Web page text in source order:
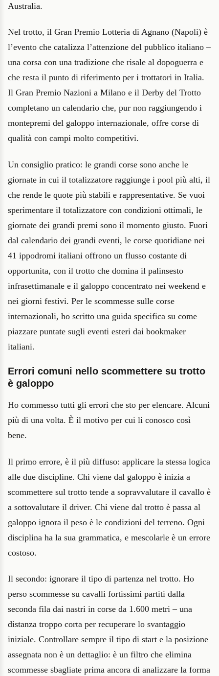
Australia.
Nel trotto, il Gran Premio Lotteria di Agnano (Napoli) è
l’evento che catalizza l’attenzione del pubblico italiano –
una corsa con una tradizione che risale al dopoguerra e
che resta il punto di riferimento per i trottatori in Italia.
Il Gran Premio Nazioni a Milano e il Derby del Trotto
completano un calendario che, pur non raggiungendo i
montepremi del galoppo internazionale, offre corse di
qualità con campi molto competitivi.
Un consiglio pratico: le grandi corse sono anche le
giornate in cui il totalizzatore raggiunge i pool più alti, il
che rende le quote più stabili e rappresentative. Se vuoi
sperimentare il totalizzatore con condizioni ottimali, le
giornate dei grandi premi sono il momento giusto. Fuori
dal calendario dei grandi eventi, le corse quotidiane nei
41 ippodromi italiani offrono un flusso costante di
opportunita, con il trotto che domina il palinsesto
infrasettimanale e il galoppo concentrato nei weekend e
nei giorni festivi. Per le scommesse sulle corse
internazionali, ho scritto una guida specifica su come
piazzare puntate sugli eventi esteri dai bookmaker
italiani.
Errori comuni nello scommettere su trotto
è galoppo
Ho commesso tutti gli errori che sto per elencare. Alcuni
più di una volta. È il motivo per cui li conosco così
bene.
Il primo errore, è il più diffuso: applicare la stessa logica
alle due discipline. Chi viene dal galoppo è inizia a
scommettere sul trotto tende a sopravvalutare il cavallo è
a sottovalutare il driver. Chi viene dal trotto è passa al
galoppo ignora il peso è le condizioni del terreno. Ogni
disciplina ha la sua grammatica, e mescolarle è un errore
costoso.
Il secondo: ignorare il tipo di partenza nel trotto. Ho
perso scommesse su cavalli fortissimi partiti dalla
seconda fila dai nastri in corse da 1.600 metri – una
distanza troppo corta per recuperare lo svantaggio
iniziale. Controllare sempre il tipo di start e la posizione
assegnata non è un dettaglio: è un filtro che elimina
scommesse sbagliate prima ancora di analizzare la forma